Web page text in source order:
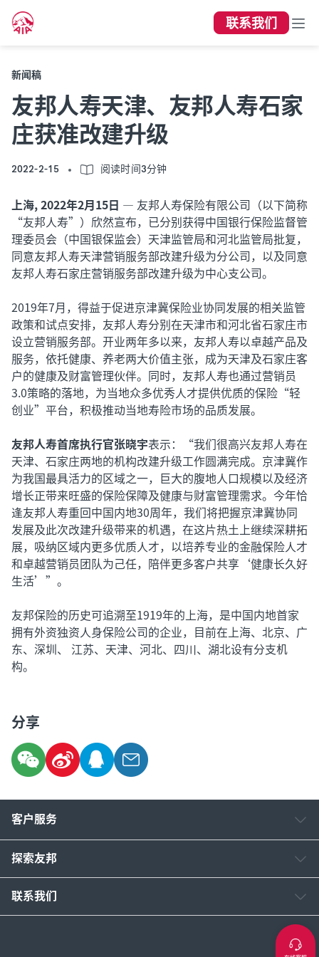
联系我们
新闻稿
友邦人寿天津、友邦人寿石家
庄获准改建升级
2022-2-15 阅读时间3分钟
上海, 2022年2月15日 — 友邦人寿保险有限公司（以下简称
“友邦人寿”）欣然宣布，已分别获得中国银行保险监督管
理委员会（中国银保监会）天津监管局和河北监管局批复，
同意友邦人寿天津营销服务部改建升级为分公司，以及同意
友邦人寿石家庄营销服务部改建升级为中心支公司。
2019年7月，得益于促进京津冀保险业协同发展的相关监管
政策和试点安排，友邦人寿分别在天津市和河北省石家庄市
设立营销服务部。开业两年多以来，友邦人寿以卓越产品及
服务，依托健康、养老两大价值主张，成为天津及石家庄客
户的健康及财富管理伙伴。同时，友邦人寿也通过营销员
3.0策略的落地，为当地众多优秀人才提供优质的保险“轻
创业”平台，积极推动当地寿险市场的品质发展。
友邦人寿首席执行官张晓宇表示：“我们很高兴友邦人寿在
天津、石家庄两地的机构改建升级工作圆满完成。京津冀作
为我国最具活力的区域之一，巨大的腹地人口规模以及经济
增长正带来旺盛的保险保障及健康与财富管理需求。今年恰
逢友邦人寿重回中国内地30周年，我们将把握京津冀协同
发展及此次改建升级带来的机遇，在这片热土上继续深耕拓
展，吸纳区域内更多优质人才，以培养专业的金融保险人才
和卓越营销员团队为己任，陪伴更多客户共享‘健康长久好
生活’”。
友邦保险的历史可追溯至1919年的上海，是中国内地首家
拥有外资独资人身保险公司的企业，目前在上海、北京、广
东、深圳、 江苏、天津、河北、四川、湖北设有分支机
构。
分享
客户服务
探索友邦
联系我们